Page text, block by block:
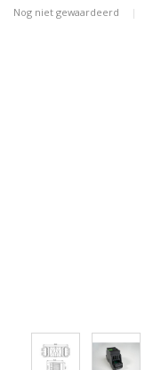
Nog niet gewaardeerd |